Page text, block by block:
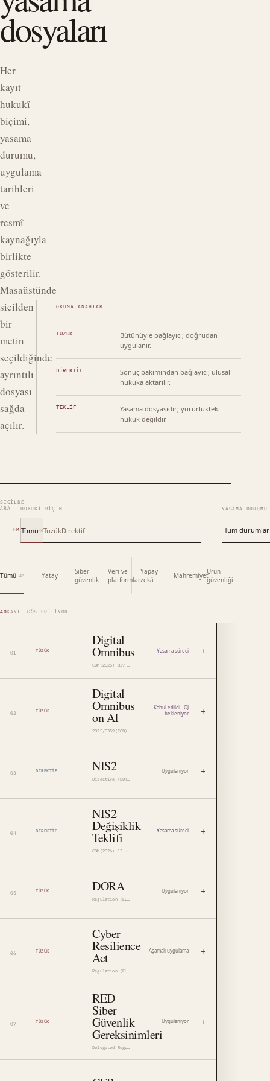
dosyaları
Her
kayıt
hukukî
biçimi,
yasama
durumu,
uygulama
tarihleri
ve
resmî
kaynağıyla
birlikte
gösterilir.
Masaüstünde
sicilden
bir
metin
seçildiğinde
ayrıntılı
dosyası
sağda
açılır.
OKUMA ANAHTARI
TÜZÜK
Bütünüyle bağlayıcı; doğrudan
uygulanır.
DIREKTIF
Sonuç bakımından bağlayıcı; ulusal
hukuka aktarılır.
TEKLIF
Yasama dosyasıdır; yürürlükteki
hukuk değildir.
SICILDE
ARA
TEMIZLE
HUKUKÎ BIÇIM
Tümü40TüzükDirektif
YASAMA DURUMU
Tümü 40 Yatay
Siber
güvenlik
Veri ve
platformlar
Yapay
zekâ
MahremiyetÜrün
güvenliği
40KAYIT GÖSTERILIYOR
TÜZÜK
Digital
Omnibus Yasama süreci +
TÜZÜK
Digital
Omnibus
on AI
2025/0359(COD) · PE 30/2026
Kabul edildi · OJ
bekleniyor
+
DIREKTIF NIS2 Uygulanıyor +
DIREKTIF
NIS2
Değişiklik
Teklifi
COM(2026) 13 · 2026/0012(COD)
Yasama süreci +
TÜZÜK DORA Uygulanıyor +
TÜZÜK
Cyber
Resilience
Act
Regulation (EU) 2024/2847
Aşamalı uygulama +
TÜZÜK
RED
Siber
Güvenlik
Gereksinimleri
Delegated Regulation (EU) 2022/30
Uygulanıyor +